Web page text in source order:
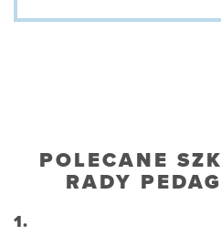
POLECANE
RADY
1.